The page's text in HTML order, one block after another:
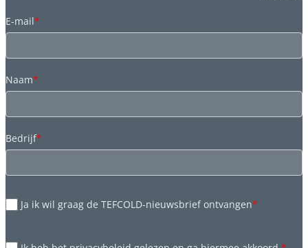
E-mail*
Naam*
Bedrijf*
Ja ik wil graag de TEFCOLD-nieuwsbrief ontvangen*